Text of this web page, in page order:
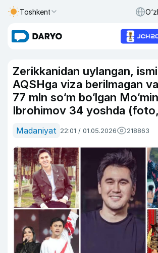
Toshkent
Zerikkanidan uylangan,
AQSHga viza berilmagan
77 mln so‘m bo‘lgan Mo‘min
Ibrohimov 34 yoshda
Madaniyat 22:01 / 01.05.2026 218863